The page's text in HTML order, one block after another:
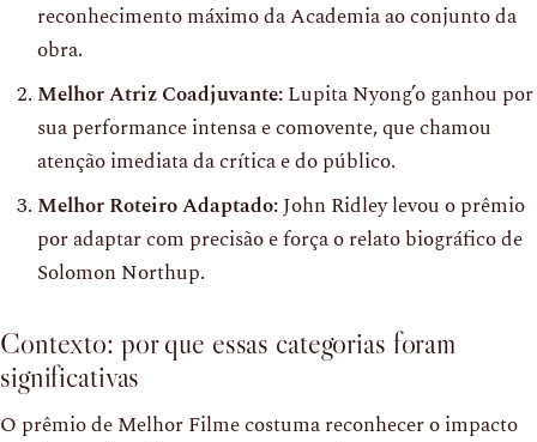
reconhecimento máximo da Academia ao conjunto da
obra.
Melhor Atriz Coadjuvante:Lupita Nyong’o ganhou por
sua performance intensa e comovente, que chamou
atenção imediata da crítica e do público.
Melhor Roteiro Adaptado:John Ridley levou o prêmio
por adaptar com precisão e força o relato biográfico de
Solomon Northup.
Contexto: por que essas categorias foram
significativas
O prêmio de Melhor Filme costuma reconhecer o impacto